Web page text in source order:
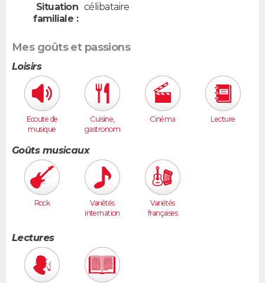
Situation
familiale :
célibataire
Mes goûts et passions
Loisirs
Ecoute de
musique
Cuisine,
gastronom
Cinéma Lecture
Goûts musicaux
Rock
Variétés
internation
Variétés
françaises
Lectures